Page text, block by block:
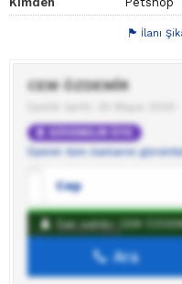
İlanı
CEM ÖZDEMİR
Üyenin tüm ilanlarını
Cep
WhatsApp
İlan
İlan sahibi: CEM
Ara